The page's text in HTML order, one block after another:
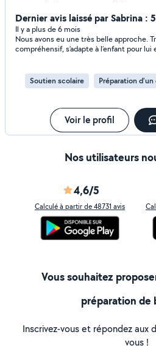
goût pour les matières
à apprendre. Anglais : lu,écrit,parlé Allemand : lu,écrit,parlé
Disponible pour leçons
lycée, adultes. Tarifs attractifs
Dernier avis laissé par Sabrina :
Il y a plus de 6 mois
Nous avons eu une très belle approche. Très pédagogue et
compréhensif, s’adapte à l’enfant pour
Soutien scolaire Préparation
Voir le profil
Nos utilisateurs
4,6/5
Calculé à partir de 48731 avis
Vous souhaitez
préparation de
Inscrivez-vous et répondez aux
vous !